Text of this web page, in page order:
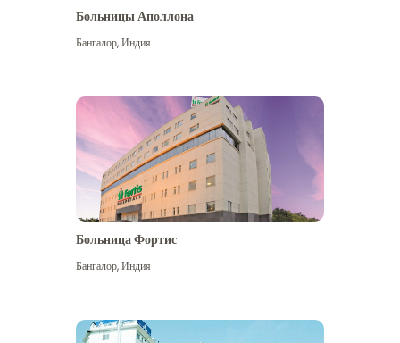
Посмотреть больше
Больницы Аполлона
Бангалор,Индия
Больница Фортис
Бангалор,Индия